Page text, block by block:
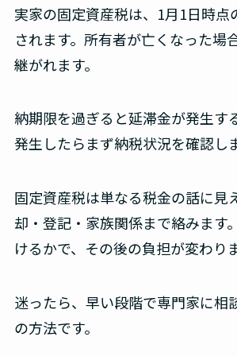
実家の固定資産税は、1月1日時点
されます。所有者が亡くなった場
継がれます。
納期限を過ぎると延滞金が発生す
発生したらまず納税状況を確認し
固定資産税は単なる税金の話に見
却・登記・家族関係まで絡みます
けるかで、その後の負担が変わりま
迷ったら、早い段階で専門家に相
の方法です。